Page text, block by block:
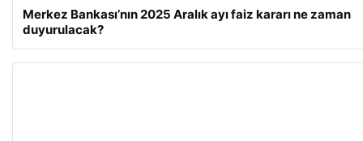
Merkez Bankası’nın 2025 Aralık ayı faiz kararı ne zaman
duyurulacak?